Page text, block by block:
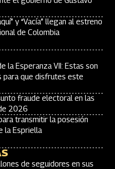
y “Vacía” llegan al estreno
de Colombia
la Esperanza VII: Estas son
para que disfrutes este
fraude electoral en las
2026
transmitir la posesión
la Espriella
de seguidores en sus